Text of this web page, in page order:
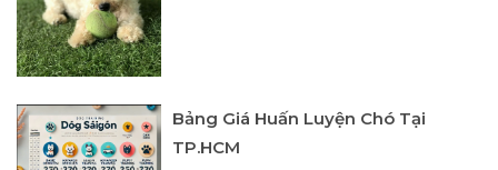
Bảng Giá Huấn Luyện Chó Tại
TP.HCM